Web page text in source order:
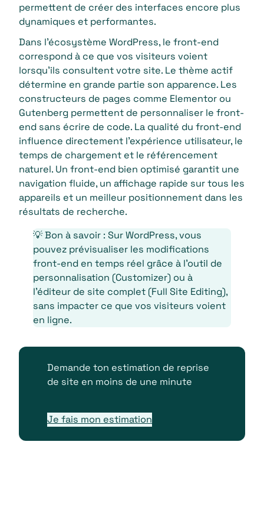
permettent de créer des interfaces encore plus
dynamiques et performantes.
Dans l’écosystème WordPress, le front-end
correspond à ce que vos visiteurs voient
lorsqu’ils consultent votre site. Le thème actif
détermine en grande partie son apparence. Les
constructeurs de pages comme Elementor ou
Gutenberg permettent de personnaliser le front-
end sans écrire de code. La qualité du front-end
influence directement l’expérience utilisateur, le
temps de chargement et le référencement
naturel. Un front-end bien optimisé garantit une
navigation fluide, un affichage rapide sur tous les
appareils et un meilleur positionnement dans les
résultats de recherche.
💡 Bon à savoir : Sur WordPress, vous
pouvez prévisualiser les modifications
front-end en temps réel grâce à l’outil de
personnalisation (Customizer) ou à
l’éditeur de site complet (Full Site Editing),
sans impacter ce que vos visiteurs voient
en ligne.
Demande ton estimation de reprise
de site en moins de une minute
Je fais mon estimation